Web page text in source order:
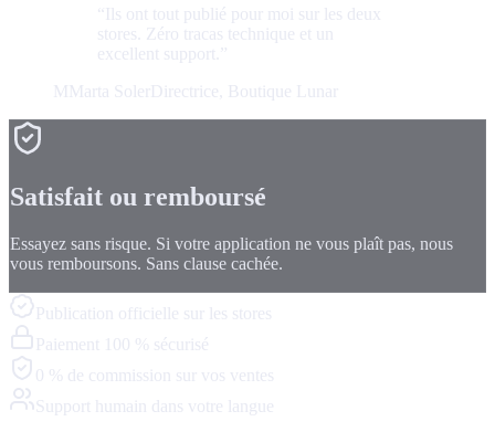
“ Ils ont tout publié pour moi sur les deux
stores. Zéro tracas technique et un
excellent support.
”
M Marta Soler Directrice, Boutique Lunar
Satisfait ou remboursé
Essayez sans risque. Si votre application ne vous plaît pas, nous
vous remboursons. Sans clause cachée.
Publication officielle sur les stores
Paiement 100 % sécurisé
0 % de commission sur vos ventes
Support humain dans votre langue